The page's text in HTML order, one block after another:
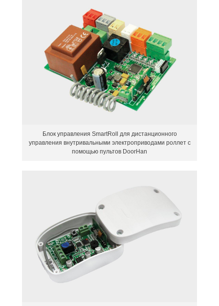
Блок управления SmartRoll для дистанционного
управления внутривальными электроприводами роллет с
помощью пультов DoorHan